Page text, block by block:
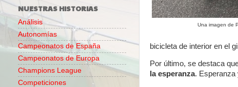
Una imagen de
bicicleta de interior en el
Por último, se destaca
la esperanza. Esperanza
NUESTRAS HISTORIAS
Análisis
Autonomías
Campeonatos de España
Campeonatos de Europa
Champions League
Competiciones